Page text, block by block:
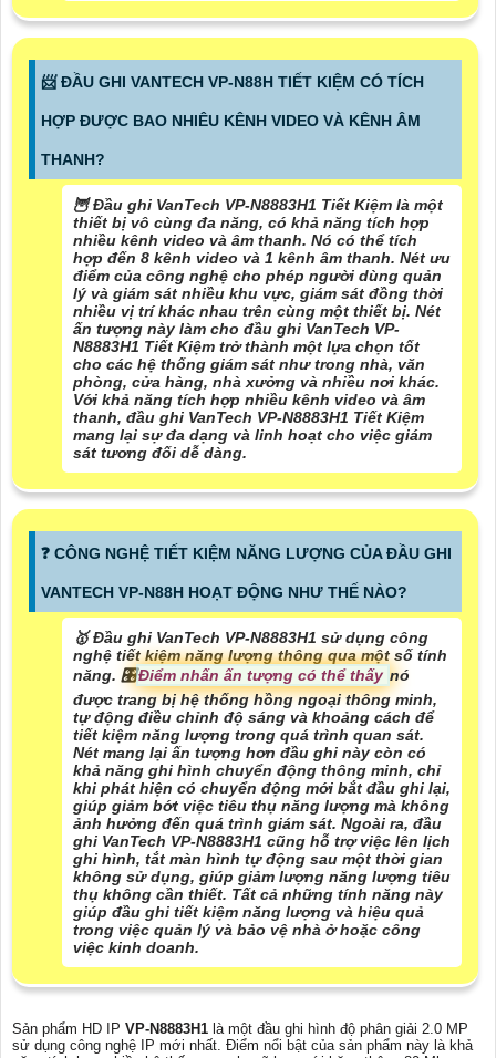
📨 ĐẦU GHI VANTECH VP-N88H TIẾT KIỆM CÓ TÍCH
HỢP ĐƯỢC BAO NHIÊU KÊNH VIDEO VÀ KÊNH ÂM
THANH?
🦉 Đầu ghi VanTech VP-N8883H1 Tiết Kiệm là một
thiết bị vô cùng đa năng, có khả năng tích hợp
nhiều kênh video và âm thanh. Nó có thể tích
hợp đến 8 kênh video và 1 kênh âm thanh. Nét ưu
điểm của công nghệ cho phép người dùng quản
lý và giám sát nhiều khu vực, giám sát đồng thời
nhiều vị trí khác nhau trên cùng một thiết bị. Nét
ấn tượng này làm cho đầu ghi VanTech VP-
N8883H1 Tiết Kiệm trở thành một lựa chọn tốt
cho các hệ thống giám sát như trong nhà, văn
phòng, cửa hàng, nhà xưởng và nhiều nơi khác.
Với khả năng tích hợp nhiều kênh video và âm
thanh, đầu ghi VanTech VP-N8883H1 Tiết Kiệm
mang lại sự đa dạng và linh hoạt cho việc giám
sát tương đối dễ dàng.
❓ CÔNG NGHỆ TIẾT KIỆM NĂNG LƯỢNG CỦA ĐẦU GHI
VANTECH VP-N88H HOẠT ĐỘNG NHƯ THẾ NÀO?
🥇 Đầu ghi VanTech VP-N8883H1 sử dụng công
nghệ tiết kiệm năng lượng thông qua một số tính
năng. 🎛Điểm nhấn ấn tượng có thể thấy nó
được trang bị hệ thống hồng ngoại thông minh,
tự động điều chỉnh độ sáng và khoảng cách để
tiết kiệm năng lượng trong quá trình quan sát.
Nét mang lại ấn tượng hơn đầu ghi này còn có
khả năng ghi hình chuyển động thông minh, chỉ
khi phát hiện có chuyển động mới bắt đầu ghi lại,
giúp giảm bớt việc tiêu thụ năng lượng mà không
ảnh hưởng đến quá trình giám sát. Ngoài ra, đầu
ghi VanTech VP-N8883H1 cũng hỗ trợ việc lên lịch
ghi hình, tắt màn hình tự động sau một thời gian
không sử dụng, giúp giảm lượng năng lượng tiêu
thụ không cần thiết. Tất cả những tính năng này
giúp đầu ghi tiết kiệm năng lượng và hiệu quả
trong việc quản lý và bảo vệ nhà ở hoặc công
việc kinh doanh.
Sản phẩm HD IP VP-N8883H1 là một đầu ghi hình độ phân giải 2.0 MP
sử dụng công nghệ IP mới nhất. Điểm nổi bật của sản phẩm này là khả